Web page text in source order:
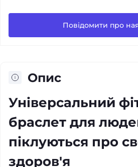
Повідомити про
Опис
Універсальний
браслет для
піклуються про
здоров'я